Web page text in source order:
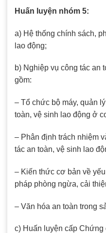
Huấn luyện nhóm 5:
a) Hệ thống chính sách,
lao động;
b) Nghiệp vụ công tác an
gồm:
– Tổ chức bộ máy, quản
toàn, vệ sinh lao động ở
– Phân định trách nhiệm
tác an toàn, vệ sinh lao
– Kiến thức cơ bản về
pháp phòng ngừa, cải
– Văn hóa an toàn trong
c) Huấn luyện cấp